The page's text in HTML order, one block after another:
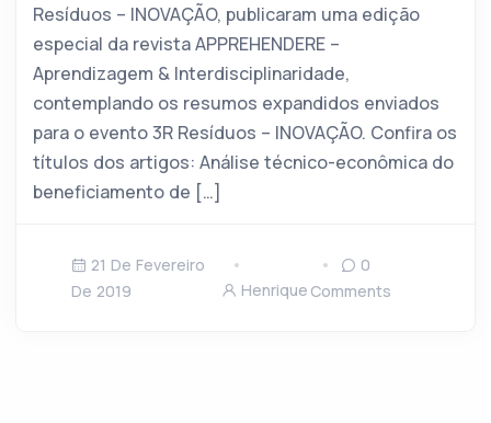
Resíduos – INOVAÇÃO, publicaram uma edição
especial da revista APPREHENDERE –
Aprendizagem & Interdisciplinaridade,
contemplando os resumos expandidos enviados
para o evento 3R Resíduos – INOVAÇÃO. Confira os
títulos dos artigos: Análise técnico-econômica do
beneficiamento de […]
21 De Fevereiro
De 2019
Henrique
0
Comments